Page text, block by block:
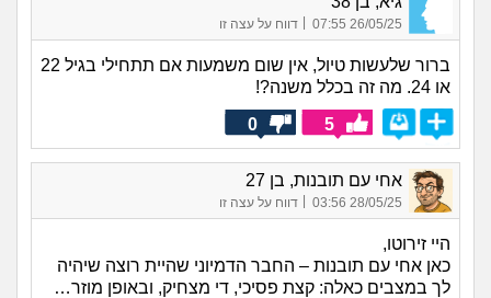
26/05/25 07:55 דווח על עצה זו
ברור שלעשות טיול, אין שום משמעות אם תתחילי בגיל 22
או 24. מה זה בכלל משנה?!
5
0
אחי עם תובנות, בן 27
28/05/25 03:56
| דווח על עצה זו
היי זירוטו,
כאן אחי עם תובנות – החבר הדמיוני שהיית רוצה שיהיה
לך במצבים כאלה: קצת פסיכי, די מצחיק, ובאופן מוזר…